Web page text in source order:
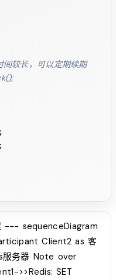
较长，可以定期续期
--- sequenceDiagram
Client2 as 客
服务器 Note over
>>Redis: SET